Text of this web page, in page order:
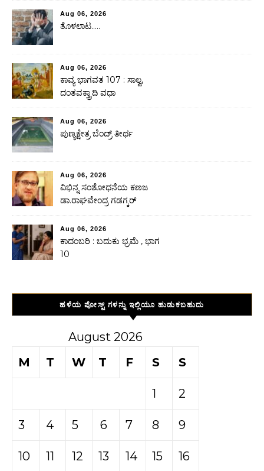
Aug 06, 2026
ತೊಳಲಾಟ…..
Aug 06, 2026
ಕಾವ್ಯ ಭಾಗವತ 107 : ಸಾಲ್ವ,
ದಂತವಕ್ತ್ರಾದಿ ವಧಾ
Aug 06, 2026
ಪುಣ್ಯಕ್ಷೇತ್ರ ಬೆಂದ್ರ್ ತೀರ್ಥ
Aug 06, 2026
ವಿಭಿನ್ನ ಸಂಶೋಧನೆಯ ಕಣಜ
ಡಾ.ರಾಘವೇಂದ್ರ ಗಡಗ್ಕರ್
Aug 06, 2026
ಕಾದಂಬರಿ : ಬದುಕು ಭ್ರಮೆ , ಭಾಗ
10
ಹಳೆಯ ಪೋಸ್ಟ್ ಗಳನ್ನು ಇಲ್ಲಿಯೂ ಹುಡುಕಬಹುದು
August 2026
M
T W T F S S
1 2
3 4 5 6 7 8 9
10 11 12 13 14 15 16